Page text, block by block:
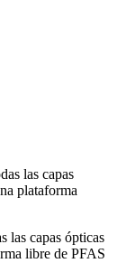
las capas
plataforma
las capas ópticas
libre de PFAS